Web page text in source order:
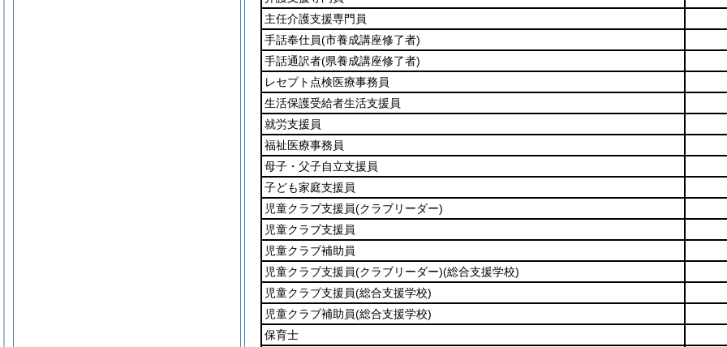
主任介護支援専門員
手話奉仕員(市養成講座修了者)
手話通訳者(県養成講座修了者)
レセプト点検医療事務員
生活保護受給者生活支援員
就労支援員
福祉医療事務員
母子・父子自立支援員
子ども家庭支援員
児童クラブ支援員(クラブリーダー)
児童クラブ支援員
児童クラブ補助員
児童クラブ支援員(クラブリーダー)(総合支援学校)
児童クラブ支援員(総合支援学校)
児童クラブ補助員(総合支援学校)
保育士